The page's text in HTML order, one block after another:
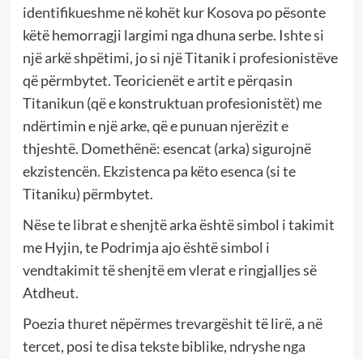
identifikueshme në kohët kur Kosova po pësonte
këtë hemorragji largimi nga dhuna serbe. Ishte si
një arkë shpëtimi, jo si një Titanik i profesionistëve
që përmbytet. Teoricienët e artit e përqasin
Titanikun (që e konstruktuan profesionistët) me
ndërtimin e një arke, që e punuan njerëzit e
thjeshtë. Domethënë: esencat (arka) sigurojnë
ekzistencën. Ekzistenca pa këto esenca (si te
Titaniku) përmbytet.
Nëse te librat e shenjtë arka është simbol i takimit
me Hyjin, te Podrimja ajo është simbol i
vendtakimit të shenjtë em vlerat e ringjalljes së
Atdheut.
Poezia thuret nëpërmes trevargëshit të lirë, a në
tercet, posi te disa tekste biblike, ndryshe nga